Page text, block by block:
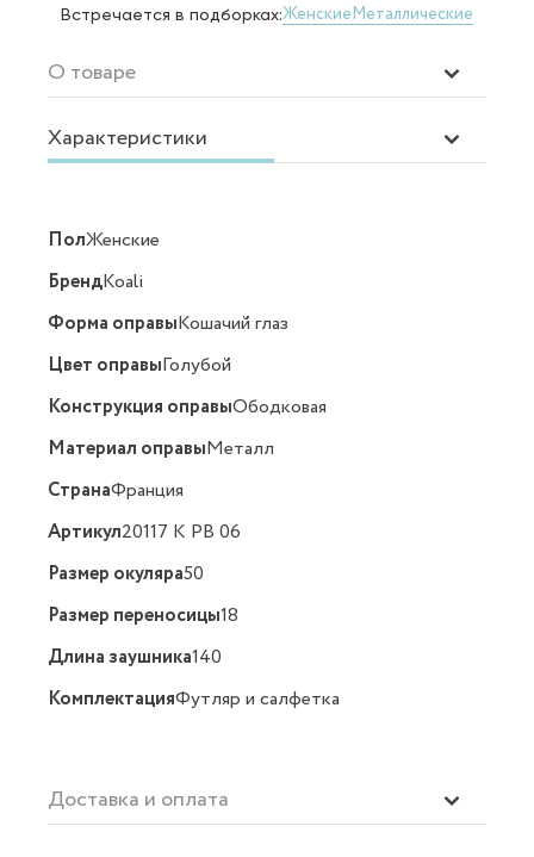
Встречается в подборках:ЖенскиеМеталлические
О товаре
Характеристики
ПолЖенские
БрендKoali
Форма оправыКошачий глаз
Цвет оправыГолубой
Конструкция оправыОбодковая
Материал оправыМеталл
СтранаФранция
Артикул20117 K PB 06
Размер окуляра50
Размер переносицы18
Длина заушника140
КомплектацияФутляр и салфетка
Доставка и оплата